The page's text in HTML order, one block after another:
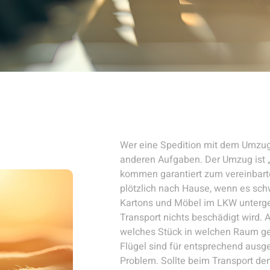
Wer eine Spedition mit dem
anderen Aufgaben. Der Umzug ist
kommen garantiert zum
plötzlich nach Hause, wenn es
Kartons und Möbel im LKW
Transport nichts beschädigt wird.
welches Stück in welchen Raum
Flügel sind für entsprechend
Problem. Sollte beim Transport